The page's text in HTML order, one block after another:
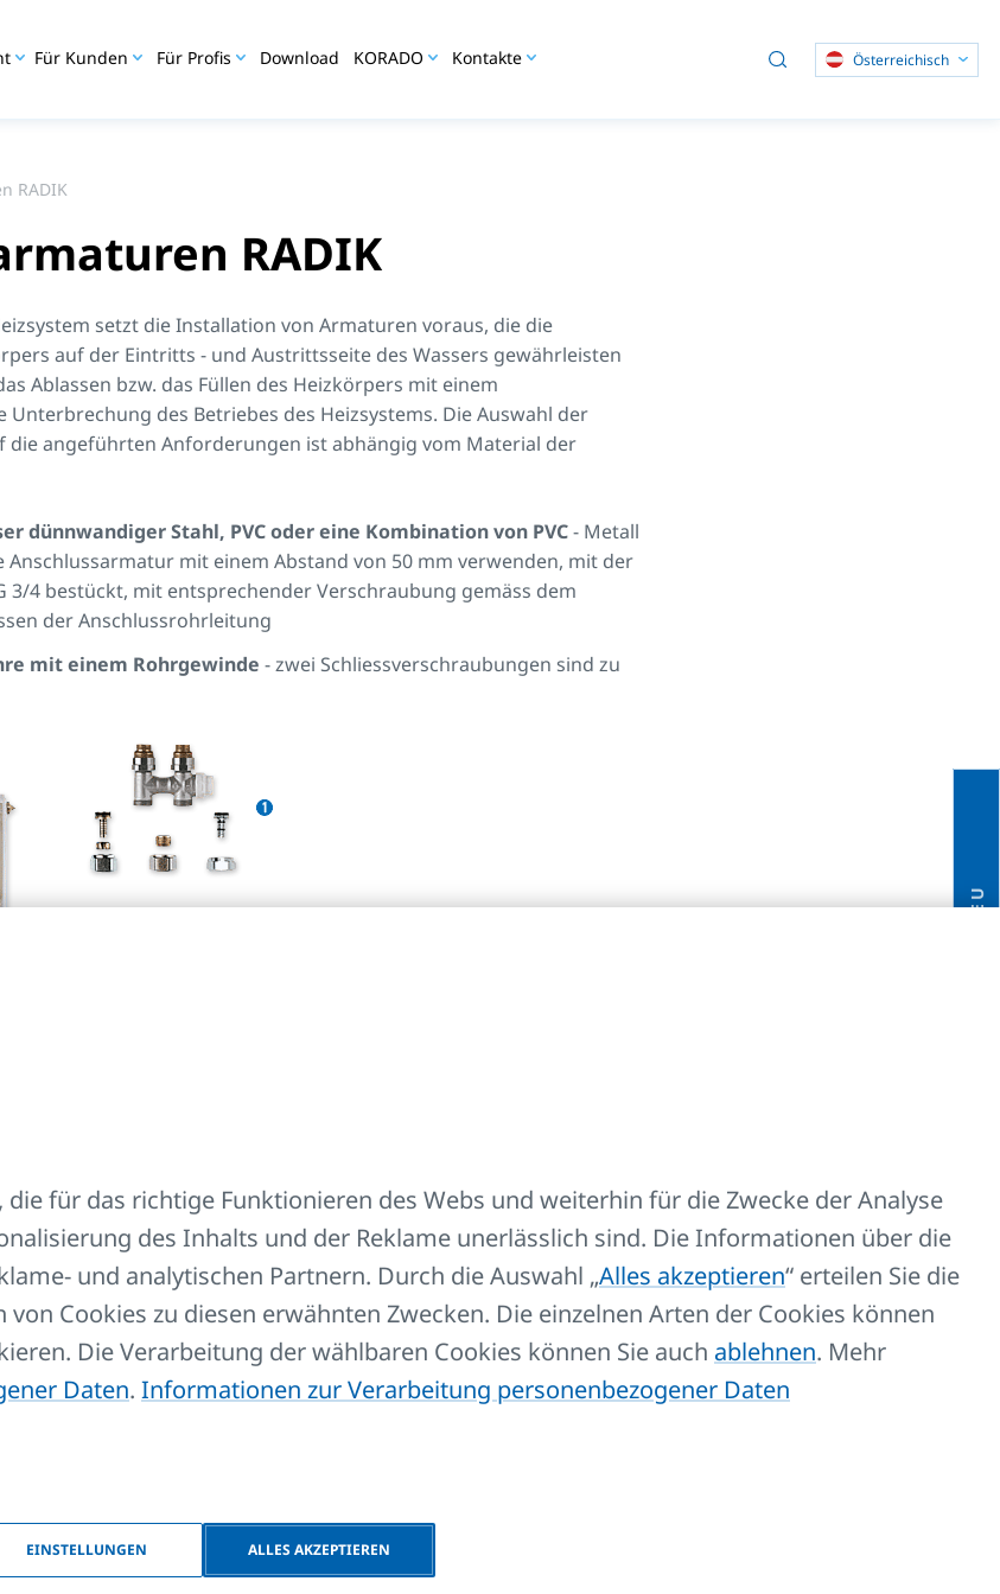
Für Kunden Für Profis Download KORADO Kontakte Österreichisch
RADIK
RADIK
setzt die Installation von Armaturen voraus, die die
auf der Eintritts - und Austrittsseite des Wassers gewährleisten
Ablassen bzw. das Füllen des Heizkörpers mit einem
des Betriebes des Heizsystems. Die Auswahl der
die angeführten Anforderungen ist abhängig vom Material der
dünnwandiger Stahl, PVC oder eine Kombination von PVC- Metall
Anschlussarmatur mit einem Abstand von 50 mm verwenden, mit der
3/4 bestückt, mit entsprechender Verschraubung gemäss dem
der Anschlussrohrleitung
mit einem Rohrgewinde - zwei Schliessverschraubungen sind zu
FAQ
NEU
für das richtige Funktionieren des Webs und weiterhin für die Zwecke der Analyse
des Inhalts und der Reklame unerlässlich sind. Die Informationen über die
und analytischen Partnern. Durch die Auswahl „Alles akzeptieren“ erteilen Sie die
Cookies zu diesen erwähnten Zwecken. Die einzelnen Arten der Cookies können
Die Verarbeitung der wählbaren Cookies können Sie auch ablehnen. Mehr
Daten. Informationen zur Verarbeitung personenbezogener Daten
EINSTELLUNGEN ALLES AKZEPTIEREN